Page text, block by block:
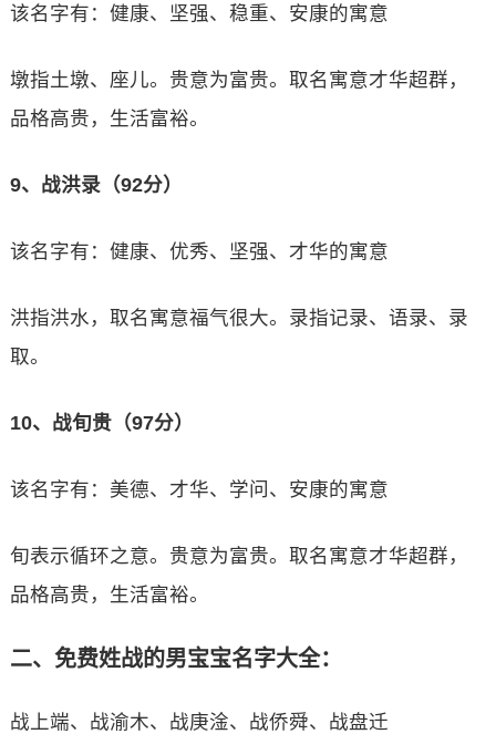
该名字有：健康、坚强、稳重、安康的寓意
墩指土墩、座儿。贵意为富贵。取名寓意才华超群，
品格高贵，生活富裕。
9、战洪录（92分）
该名字有：健康、优秀、坚强、才华的寓意
洪指洪水，取名寓意福气很大。录指记录、语录、录
取。
10、战旬贵（97分）
该名字有：美德、才华、学问、安康的寓意
旬表示循环之意。贵意为富贵。取名寓意才华超群，
品格高贵，生活富裕。
二、免费姓战的男宝宝名字大全：
战上端、战渝木、战庚淦、战侨舜、战盘迁